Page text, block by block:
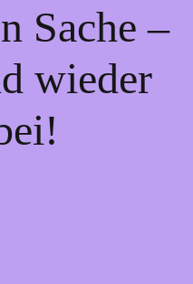
Sache –
wieder